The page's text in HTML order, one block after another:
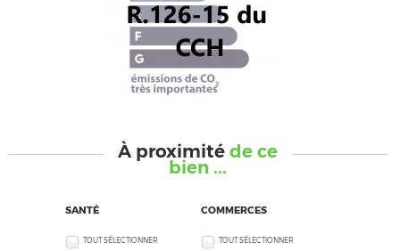
À proximitéde ce
bien ...
SANTÉ
TOUT SÉLECTIONNER
COMMERCES
TOUT SÉLECTIONNER